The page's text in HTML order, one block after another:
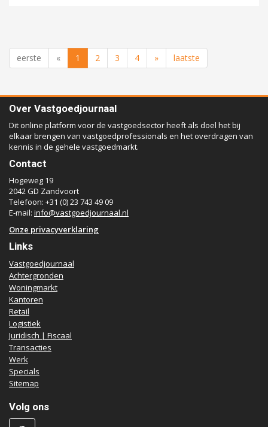
eerste « 1 2 3 4 » laatste
Over Vastgoedjournaal
Dit online platform voor de vastgoedsector heeft als doel het bij
elkaar brengen van vastgoedprofessionals en het overdragen van
kennis in de gehele vastgoedmarkt.
Contact
Hogeweg 19
2042 GD Zandvoort
Telefoon: +31 (0) 23 743 49 09
E-mail: info@vastgoedjournaal.nl
Onze privacyverklaring
Links
Vastgoedjournaal
Achtergronden
Woningmarkt
Kantoren
Retail
Logistiek
Juridisch | Fiscaal
Transacties
Werk
Specials
Sitemap
Volg ons